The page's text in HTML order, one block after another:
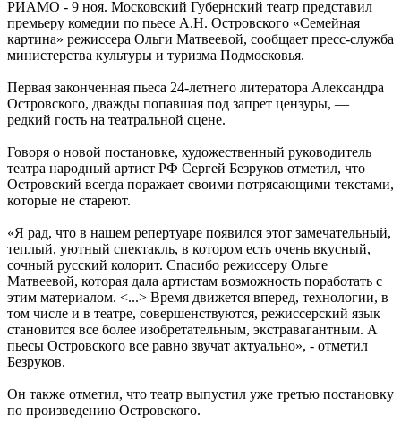
РИАМО - 9 ноя. Московский Губернский театр представил
премьеру комедии по пьесе А.Н. Островского «Семейная
картина» режиссера Ольги Матвеевой, сообщает пресс-служба
министерства культуры и туризма Подмосковья.
Первая законченная пьеса 24-летнего литератора Александра
Островского, дважды попавшая под запрет цензуры, —
редкий гость на театральной сцене.
Говоря о новой постановке, художественный руководитель
театра народный артист РФ Сергей Безруков отметил, что
Островский всегда поражает своими потрясающими текстами,
которые не стареют.
«Я рад, что в нашем репертуаре появился этот замечательный,
теплый, уютный спектакль, в котором есть очень вкусный,
сочный русский колорит. Спасибо режиссеру Ольге
Матвеевой, которая дала артистам возможность поработать с
этим материалом. <...> Время движется вперед, технологии, в
том числе и в театре, совершенствуются, режиссерский язык
становится все более изобретательным, экстравагантным. А
пьесы Островского все равно звучат актуально», - отметил
Безруков.
Он также отметил, что театр выпустил уже третью постановку
по произведению Островского.